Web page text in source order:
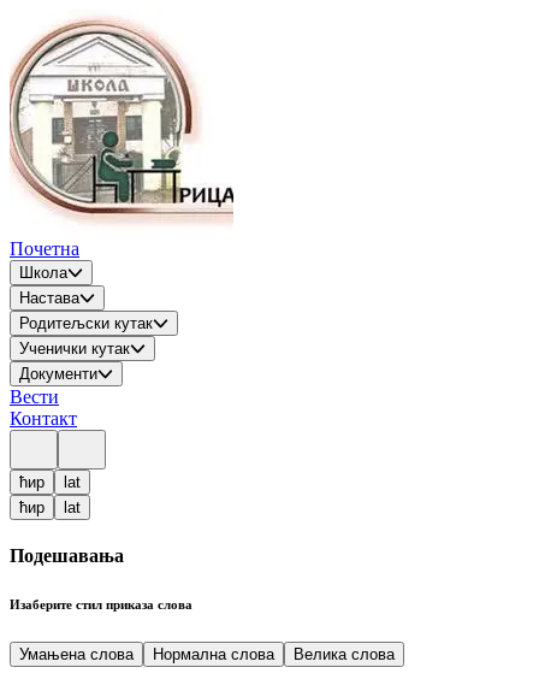
Почетна
Школа
Настава
Родитељски кутак
Ученички кутак
Документи
Вести
Контакт
ћир
lat
ћир
lat
Подешавања
Изаберите стил приказа слова
Умањена слова Нормална слова Велика слова